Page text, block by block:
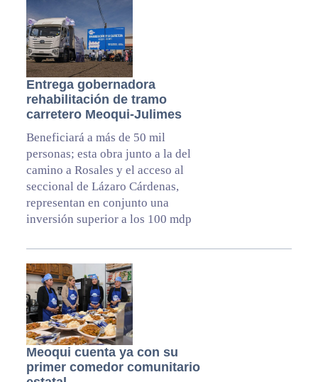
Entrega gobernadora
rehabilitación de tramo
carretero Meoqui-Julimes
Beneficiará a más de 50 mil
personas; esta obra junto a la del
camino a Rosales y el acceso al
seccional de Lázaro Cárdenas,
representan en conjunto una
inversión superior a los 100 mdp
Meoqui cuenta ya con su
primer comedor comunitario